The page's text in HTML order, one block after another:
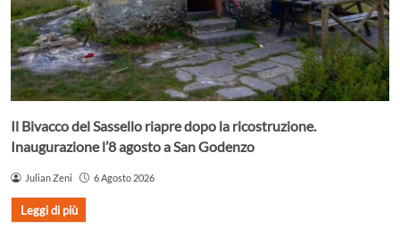
Il Bivacco del Sassello riapre dopo la ricostruzione.
Inaugurazione l’8 agosto a San Godenzo
Julian Zeni 6 Agosto 2026
Leggi di più